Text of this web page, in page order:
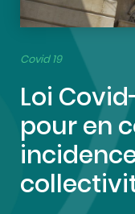
Covid 19
Loi
pour en